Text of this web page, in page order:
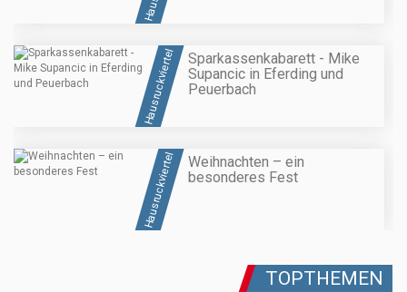
Hausruckviertel
Sparkassenkabarett - Mike
Supancic in Eferding und
Peuerbach
Hausruckviertel
Weihnachten – ein
besonderes Fest
TOPTHEMEN